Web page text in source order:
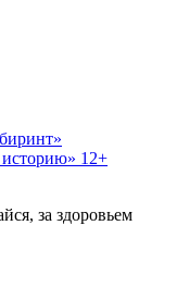
12+
за здоровьем